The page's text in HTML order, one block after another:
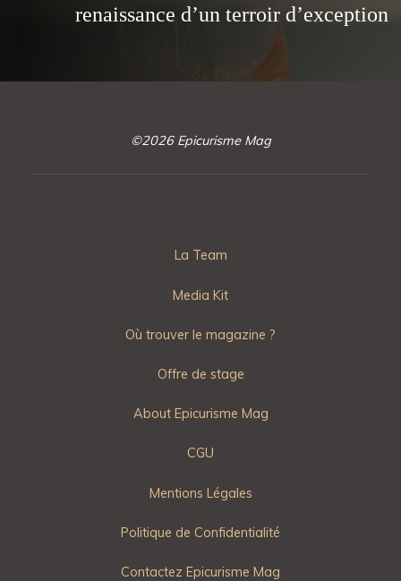
renaissance d’un terroir d’exception
©2026 Epicurisme Mag
La Team
Media Kit
Où trouver le magazine ?
Offre de stage
About Epicurisme Mag
CGU
Mentions Légales
Politique de Confidentialité
Contactez Epicurisme Mag